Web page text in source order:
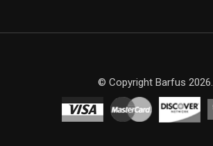
© Copyright Barfus 2026.